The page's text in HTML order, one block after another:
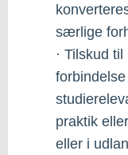
særlige
· Tilskud
praktik
eller i